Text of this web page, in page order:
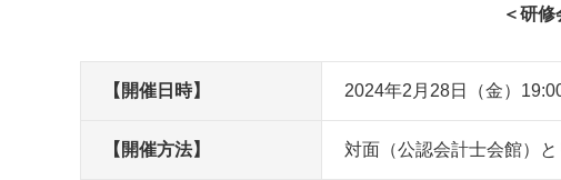
＜研修
【開催日時】 2024年2月28日（金）
【開催方法】 対面（公認会計士会館）